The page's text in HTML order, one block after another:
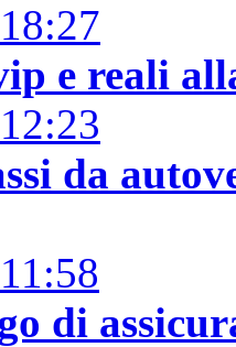
e reali
da
di